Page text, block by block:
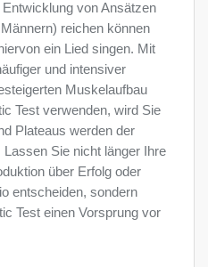
von Ansätzen
reichen können
ein Lied singen. Mit
und intensiver
Muskelaufbau
Test verwenden, wird Sie
Plateaus werden der
Sie nicht länger Ihre
über Erfolg oder
entscheiden, sondern
Test einen Vorsprung vor